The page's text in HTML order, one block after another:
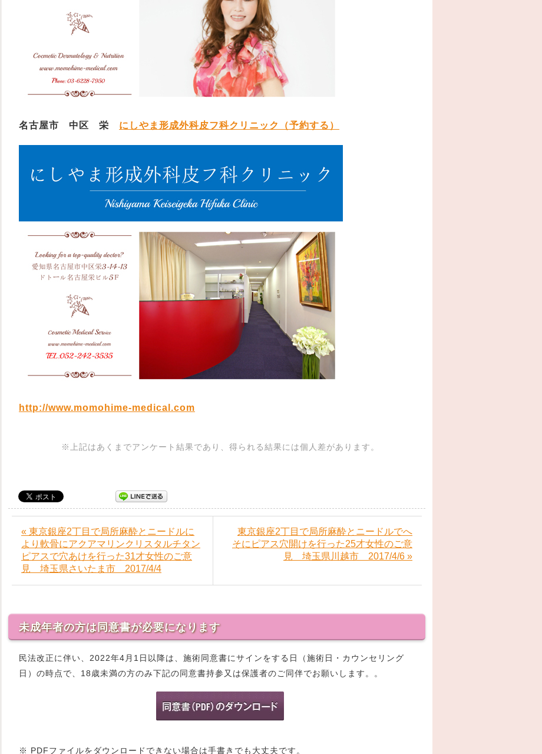
名古屋市 中区 栄 にしやま形成外科皮フ科クリニック（予約する）
http://www.momohime-medical.com
※上記はあくまでアンケート結果であり、得られる結果には個人差があります。
« 東京銀座2丁目で局所麻酔とニードルに
より軟骨にアクアマリンクリスタルチタン
ピアスで穴あけを行った31才女性のご意
見 埼玉県さいたま市 2017/4/4
東京銀座2丁目で局所麻酔とニードルでへ
そにピアス穴開けを行った25才女性のご意
見 埼玉県川越市 2017/4/6 »
未成年者の方は同意書が必要になります
民法改正に伴い、2022年4月1日以降は、施術同意書にサインをする日（施術日・カウンセリング
日）の時点で、18歳未満の方のみ下記の同意書持参又は保護者のご同伴でお願いします。。
※ PDFファイルをダウンロードできない場合は手書きでも大丈夫です。